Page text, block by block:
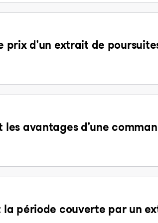
prix d'un extrait de
les avantages d'une
la période couverte par un